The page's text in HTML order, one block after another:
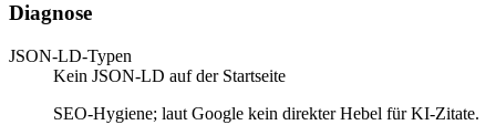
Diagnose
JSON-LD-Typen
Kein JSON-LD auf der Startseite
SEO-Hygiene; laut Google kein direkter Hebel für KI-Zitate.